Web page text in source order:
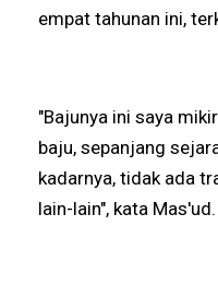
empat tahunan ini,
"Bajunya ini saya
baju, sepanjang
kadarnya, tidak ada
lain-lain", kata Mas'ud.